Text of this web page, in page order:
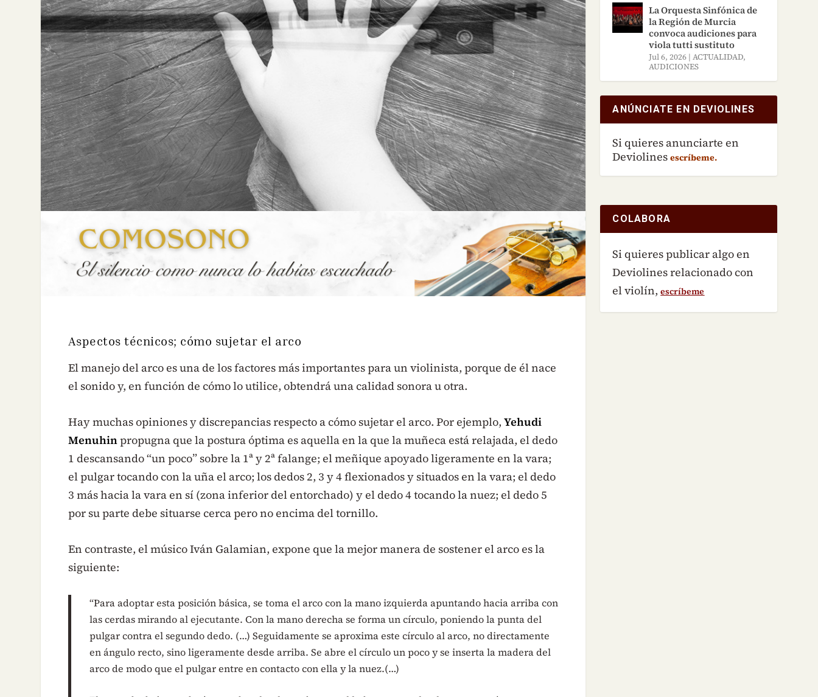
Aspectos técnicos; cómo sujetar el arco
El manejo del arco es una de los factores más importantes para un violinista, porque de él nace
el sonido y, en función de cómo lo utilice, obtendrá una calidad sonora u otra.
Hay muchas opiniones y discrepancias respecto a cómo sujetar el arco. Por ejemplo, Yehudi
Menuhinpropugna que la postura óptima es aquella en la que la muñeca está relajada, el dedo
1 descansando “un poco” sobre la 1ª y 2ª falange; el meñique apoyado ligeramente en la vara;
el pulgar tocando con la uña el arco; los dedos 2, 3 y 4 flexionados y situados en la vara; el dedo
3 más hacia la vara en sí (zona inferior del entorchado) y el dedo 4 tocando la nuez; el dedo 5
por su parte debe situarse cerca pero no encima del tornillo.
En contraste, el músico Iván Galamian, expone que la mejor manera de sostener el arco es la
siguiente:
“Para adoptar esta posición básica, se toma el arco con la mano izquierda apuntando hacia arriba con
las cerdas mirando al ejecutante. Con la mano derecha se forma un círculo, poniendo la punta del
pulgar contra el segundo dedo. (…) Seguidamente se aproxima este círculo al arco, no directamente
en ángulo recto, sino ligeramente desde arriba. Se abre el círculo un poco y se inserta la madera del
arco de modo que el pulgar entre en contacto con ella y la nuez.(…)
La Orquesta Sinfónica de
la Región de Murcia
convoca audiciones para
viola tutti sustituto
Jul 6, 2026 |ACTUALIDAD,
AUDICIONES
ANÚNCIATE EN DEVIOLINES
Si quieres anunciarte en
Deviolinesescríbeme.
COLABORA
Si quieres publicar algo en
Deviolines relacionado con
el violín,escríbeme